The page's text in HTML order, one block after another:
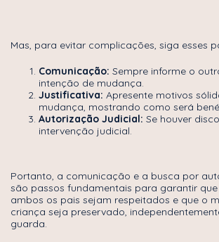
Mas, para evitar complicações, siga esses
Comunicação: Sempre informe o
intenção de mudança.
Justificativa: Apresente motivos
mudança, mostrando como será
Autorização Judicial: Se houver
intervenção judicial.
Portanto, a comunicação e a busca por
são passos fundamentais para garantir
ambos os pais sejam respeitados e que o
criança seja preservado,
guarda.